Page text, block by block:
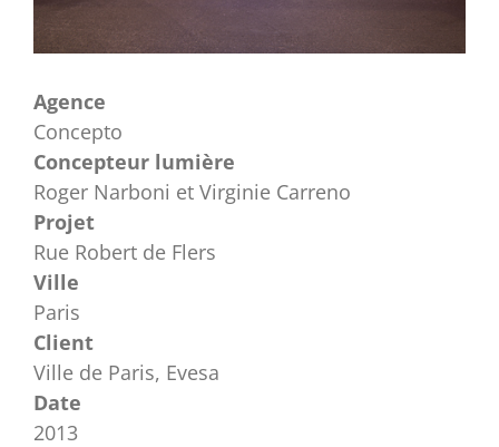
Agence
Concepto
Concepteur lumière
Roger Narboni et Virginie Carreno
Projet
Rue Robert de Flers
Ville
Paris
Client
Ville de Paris, Evesa
Date
2013